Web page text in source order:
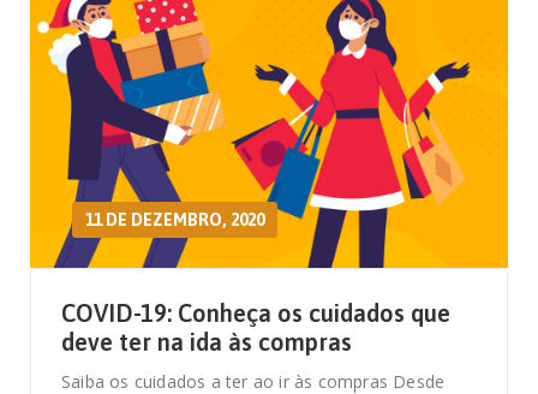
11 DE DEZEMBRO, 2020
COVID-19: Conheça os cuidados que
deve ter na ida às compras
Saiba os cuidados a ter ao ir às compras Desde